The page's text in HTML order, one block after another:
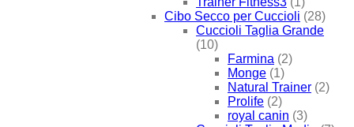
Cibo Secco per Cuccioli (28)
Cuccioli Taglia Grande
(10)
Farmina (2)
Monge (1)
Natural Trainer (2)
Prolife (2)
royal canin (3)